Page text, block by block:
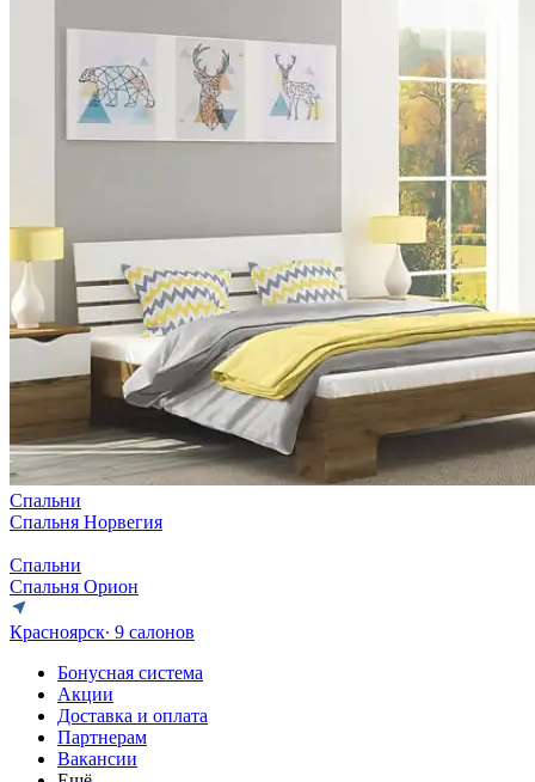
Спальни
Спальня Норвегия
Спальни
Спальня Орион
Красноярск∙ 9 салонов
Бонусная система
Акции
Доставка и оплата
Партнерам
Вакансии